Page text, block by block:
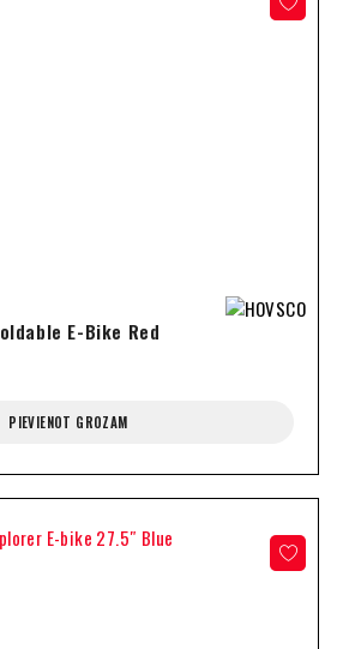
E-Bike Red
PIEVIENOT GROZAM